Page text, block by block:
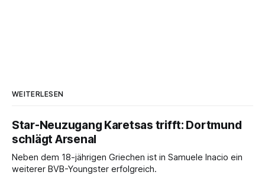
WEITERLESEN
Star-Neuzugang Karetsas trifft: Dortmund
schlägt Arsenal
Neben dem 18-jährigen Griechen ist in Samuele Inacio ein
weiterer BVB-Youngster erfolgreich.